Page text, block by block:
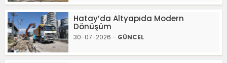
Hatay’da Altyapıda Modern
Dönüşüm
30-07-2026 - GÜNCEL